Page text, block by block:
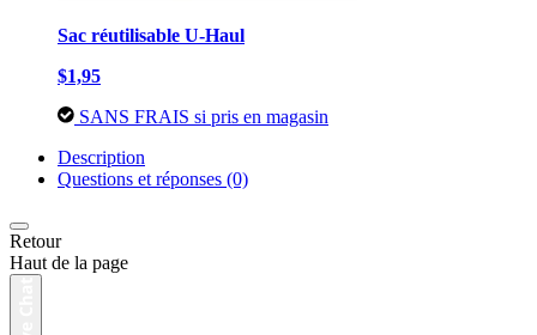
Sac réutilisable U-Haul
$1,95
SANS FRAIS si pris en magasin
Description
Questions et réponses (0)
Retour
Haut de la page